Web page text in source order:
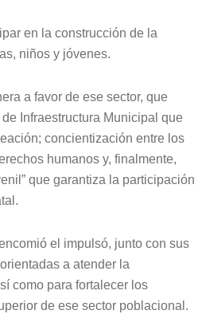
en la construcción de la
niños y jóvenes.
a favor de ese sector, que
Infraestructura Municipal que
concientización entre los
humanos y, finalmente,
que garantiza la participación
el impulsó, junto con sus
a atender la
como para fortalecer los
de ese sector poblacional.